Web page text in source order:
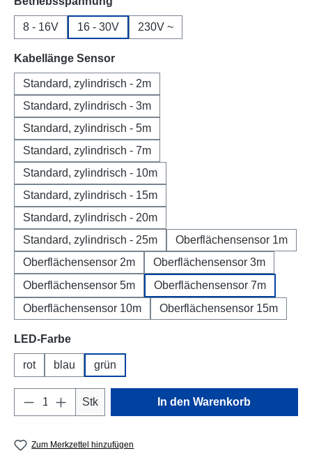
8 - 16V 16 - 30V 230V ~
Kabellänge Sensorauswählen
Standard, zylindrisch - 2m
Standard, zylindrisch - 3m
Standard, zylindrisch - 5m
Standard, zylindrisch - 7m
Standard, zylindrisch - 10m
Standard, zylindrisch - 15m
Standard, zylindrisch - 20m
Standard, zylindrisch - 25m
Oberflächensensor 1m
Oberflächensensor 2m
Oberflächensensor 3m
Oberflächensensor 5m
Oberflächensensor 7m
Oberflächensensor 10m
Oberflächensensor 15m
LED-Farbeauswählen
rot blau grün
Produkt Anzahl: Gib den gewünschten
Stk In den Warenkorb
Zum Merkzettel hinzufügen